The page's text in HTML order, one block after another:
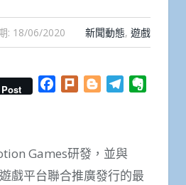
: 18/06/2020 新聞動態, 遊戲
Post Facebook
Plurk BloggerTelegram
Games研發，並與
戲平台聯合推廣發行的最